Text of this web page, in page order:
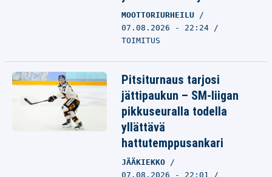
MOOTTORIURHEILU
07.08.2026 - 22:24
TOIMITUS
Pitsiturnaus tarjosi
jättipaukun – SM-liigan
pikkuseuralla todella
yllättävä
hattutemppusankari
JÄÄKIEKKO
07.08.2026 - 22:01